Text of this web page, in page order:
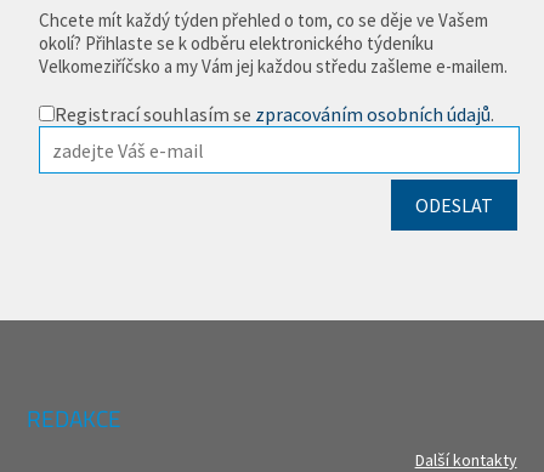
Chcete mít každý týden přehled o tom, co se děje ve Vašem
okolí? Přihlaste se k odběru elektronického týdeníku
Velkomeziříčsko a my Vám jej každou středu zašleme e-mailem.
Registrací souhlasím se zpracováním osobních údajů.
REDAKCE
Další kontakty